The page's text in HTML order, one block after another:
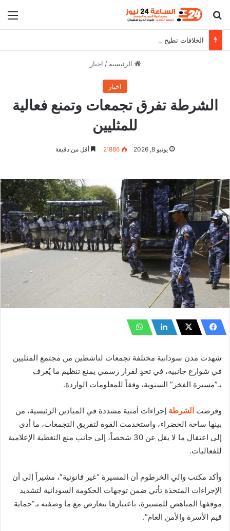
بحث عن
الخلافات تطيح بـ مسؤولين من حكومة كامل إدريس
الرئيسية / اخبار
اخبار
الشرطة تفرق تجمعات وتمنع فعالية
للمثليين
يونيو 8, 2026 2٬886 أقل من دقيقة
شهدت مدن سودانية مختلفة تجمعات لناشطين من مجتمع المثليين
في شوارع جانبية، في تحدٍ لقرار رسمي يمنع تنظيم ما يُعرف
بـ”مسيرة الفخر” السنوية، وفقاً للمعلومات الواردة.
وفرضت الشرطة إجراءات أمنية مشددة في الميادين الرئيسية، من
بينها ساحة الخضراء، واستخدمت القوة لتفريق التجمعات، ما أدى
إلى اعتقال ما لا يقل عن 30 شخصاً، إلى جانب منع التغطية الإعلامية
للفعاليات.
وأكد مكتب والي الخرطوم أن المسيرة “غير قانونية”، مشيراً إلى أن
الإجراءات المتخذة تأتي ضمن توجهات الحكومة السودانية لتشديد
موقفها المناهض للمسيرة، باعتبارها تتعارض مع ما وصفته بـ”حماية
قيم الأسرة والأمن العام”.